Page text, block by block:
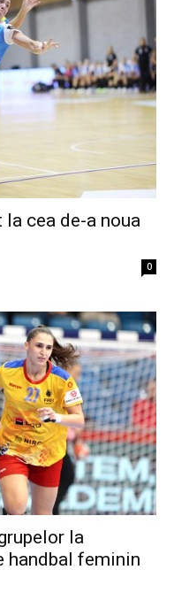
cea de-a noua
0
la
handbal feminin